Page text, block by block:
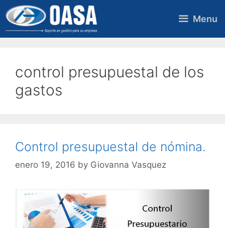
Skip
to
content
Menu
control presupuestal de los
gastos
Control presupuestal de nómina.
enero 19, 2016 by Giovanna Vasquez